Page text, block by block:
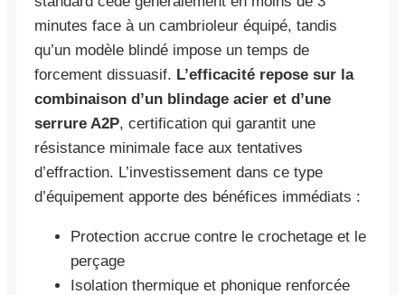
minutes face à un cambrioleur équipé, tandis
qu’un modèle blindé impose un temps de
forcement dissuasif. L’efficacité repose sur la
combinaison d’un blindage acier et d’une
serrure A2P, certification qui garantit une
résistance minimale face aux tentatives
d’effraction. L’investissement dans ce type
d’équipement apporte des bénéfices immédiats :
Protection accrue contre le crochetage et le
perçage
Isolation thermique et phonique renforcée